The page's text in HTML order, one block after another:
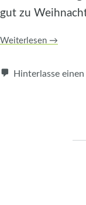
gut zu
Weiterlesen →
Hinterlasse